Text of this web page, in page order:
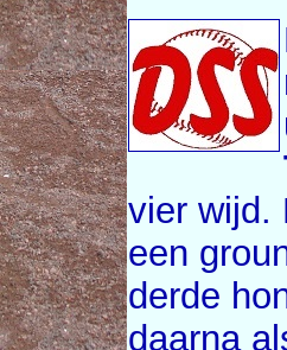
vier wijd.
een
derde
daarna